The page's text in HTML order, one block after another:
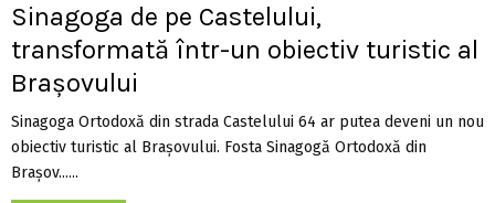
Sinagoga de pe Castelului,
transformată într-un obiectiv turistic al
Brașovului
Sinagoga Ortodoxă din strada Castelului 64 ar putea deveni un nou
obiectiv turistic al Brașovului. Fosta Sinagogă Ortodoxă din
Brașov......